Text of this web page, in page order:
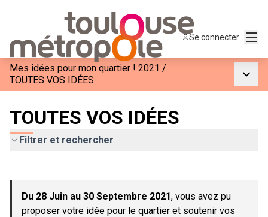
Se connecter
Mes idées pour mon quartier ! 2021 /
TOUTES VOS IDÉES
TOUTES VOS IDÉES
Filtrer et rechercher
−
Du 28 Juin au 30 Septembre 2021, vous avez pu
proposer votre idée pour le quartier et soutenir vos